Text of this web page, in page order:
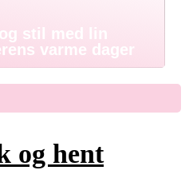
stil med lin
varme dager
og hent